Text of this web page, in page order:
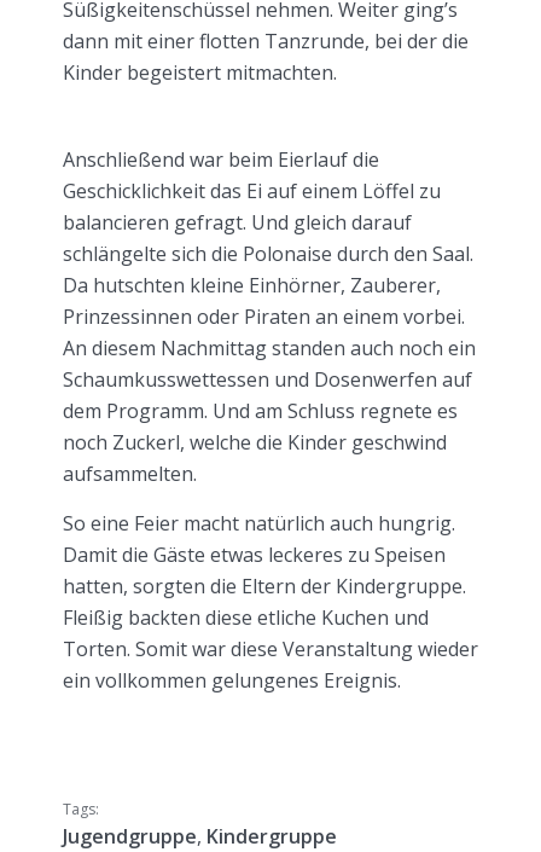
Süßigkeitenschüssel nehmen. Weiter ging’s
dann mit einer flotten Tanzrunde, bei der die
Kinder begeistert mitmachten.
Anschließend war beim Eierlauf die
Geschicklichkeit das Ei auf einem Löffel zu
balancieren gefragt. Und gleich darauf
schlängelte sich die Polonaise durch den Saal.
Da hutschten kleine Einhörner, Zauberer,
Prinzessinnen oder Piraten an einem vorbei.
An diesem Nachmittag standen auch noch ein
Schaumkusswettessen und Dosenwerfen auf
dem Programm. Und am Schluss regnete es
noch Zuckerl, welche die Kinder geschwind
aufsammelten.
So eine Feier macht natürlich auch hungrig.
Damit die Gäste etwas leckeres zu Speisen
hatten, sorgten die Eltern der Kindergruppe.
Fleißig backten diese etliche Kuchen und
Torten. Somit war diese Veranstaltung wieder
ein vollkommen gelungenes Ereignis.
Tags:
Jugendgruppe, Kindergruppe